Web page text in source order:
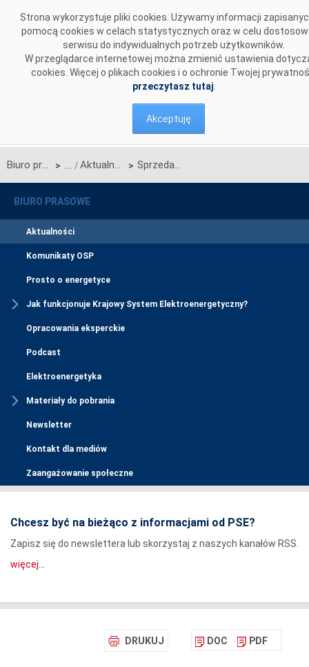
Strona wykorzystuje pliki cookies. Używamy informacji
pomocą cookies w celach statystycznych oraz w celu
serwisu do indywidualnych potrzeb użytkowników.
W przeglądarce internetowej można zmienić ustawienia
cookies. Więcej o plikach cookies i o ochronie Twojej
przeczytasz tutaj
Akceptuję
Biuro prasowe > Aktualności > Sprzedaż energii elektrycznej na pokrywanie strat przesyłowych
BIURO PRASOWE
Aktualności
Komunikaty OSP
Prosto o energetyce
Jak funkcjonuje Krajowy System Elektroenergetyczny?
Opracowania eksperckie
Podcast
Elektroenergetyka
Materiały do pobrania
Newsletter
Kontakt dla mediów
Zaangażowanie społeczne
Chcesz być na bieżąco z informacjami od PSE?
Zapisz się do newslettera lub skorzystaj z naszych kanałów RSS.
więcej...
DRUKUJ DOC PDF